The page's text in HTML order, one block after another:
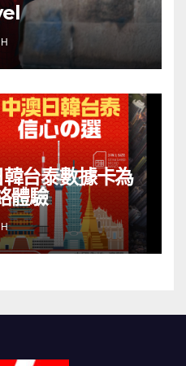
台泰數據卡為
體驗